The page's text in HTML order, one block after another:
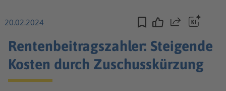
20.02.2024 Teilen
Rentenbeitragszahler: Steigende
Kosten durch Zuschusskürzung